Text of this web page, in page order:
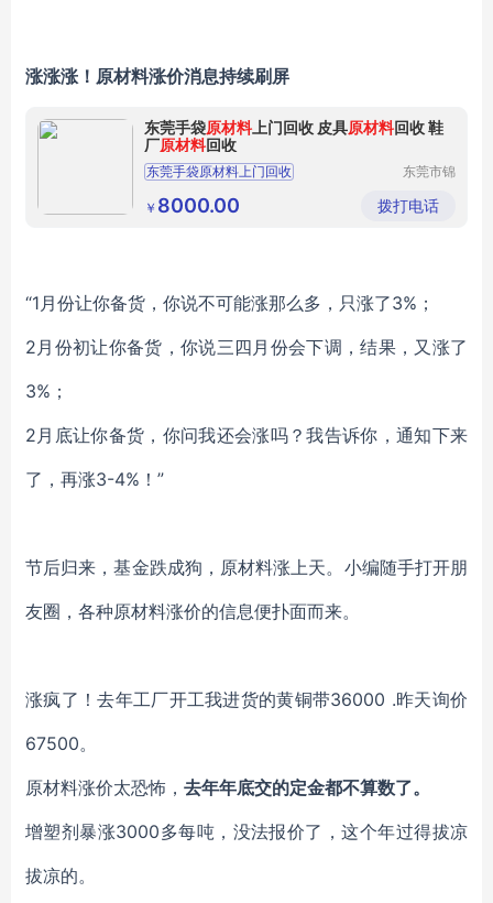
涨涨涨！原材料涨价消息持续刷屏
东莞手袋原材料上门回收 皮具原材料回收 鞋
厂原材料回收
东莞手袋原材料上门回收
皮具原材料上门回收
箱包原材料回收
东莞市锦
源回收有
限公司
￥ 8000.00 拨打电话
“1月份让你备货，你说不可能涨那么多，只涨了3%；
2月份初让你备货，你说三四月份会下调，结果，又涨了
3%；
2月底让你备货，你问我还会涨吗？我告诉你，通知下来
了，再涨3-4%！ ”
节后归来，基金跌成狗，原材料涨上天。小编随手打开朋
友圈，各种原材料涨价的信息便扑面而来。
涨疯了！去年工厂开工我进货的黄铜带36000 .昨天询价
67500。
原材料涨价太恐怖， 去年年底交的定金都不算数了。
增塑剂暴涨3000多每吨，没法报价了，这个年过得拔凉
拔凉的。